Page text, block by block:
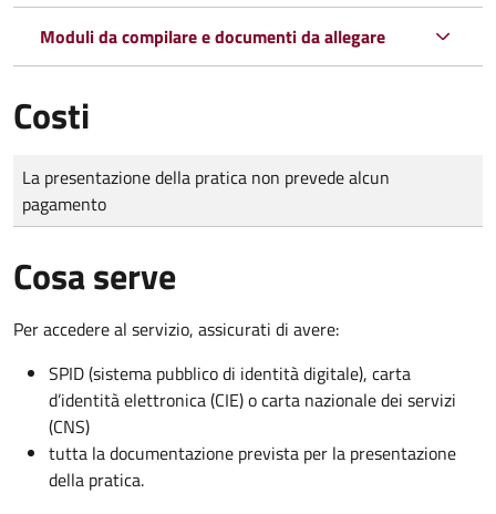
Moduli da compilare e documenti da allegare
Costi
Tipo di pagamento
Importo
La presentazione della pratica non prevede alcun
pagamento
Cosa serve
Per accedere al servizio, assicurati di avere:
SPID (sistema pubblico di identità digitale), carta
d’identità elettronica (CIE) o carta nazionale dei servizi
(CNS)
tutta la documentazione prevista per la presentazione
della pratica.